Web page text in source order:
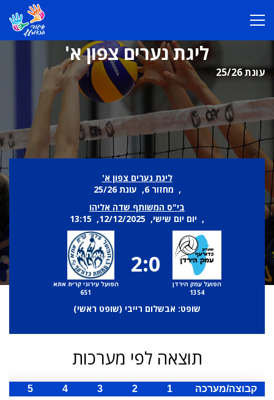
ליגת נערים צפון א'
עונת 25/26
ליגת נערים צפון א'
, מחזור 6, עונת 25/26
בי"ס המשותף שדה אליהו
, יום יום שישי, 12/12/2025, 13:15
הפועל עמק הירדן
1354
2:0
הפועל עירוני קרית אתא
651
שופט: אבשלום רייבי (שופט ראשי)
תוצאה לפי מערכות
קבוצה/מערכה 1
2
3
4
5